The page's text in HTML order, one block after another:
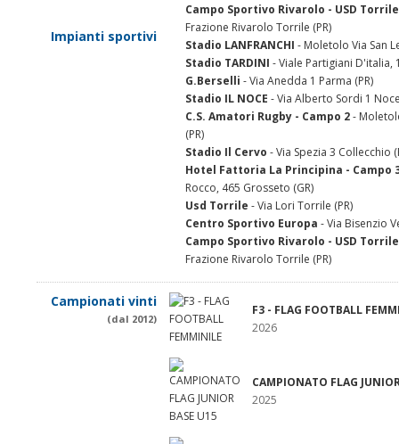
Impianti sportivi
Campo Sportivo Rivarolo - USD
Frazione Rivarolo Torrile (PR)
Stadio LANFRANCHI - Moletolo Via San
Stadio TARDINI - Viale Partigiani D'italia,
G.Berselli - Via Anedda 1 Parma (PR)
Stadio IL NOCE - Via Alberto Sordi 1
C.S. Amatori Rugby - Campo 2-
(PR)
Stadio Il Cervo - Via Spezia 3 Collecchio
Hotel Fattoria La Principina - Campo
Rocco, 465 Grosseto (GR)
Usd Torrile - Via Lori Torrile (PR)
Centro Sportivo Europa - Via Bisenzio
Campo Sportivo Rivarolo - USD
Frazione Rivarolo Torrile (PR)
Campionati vinti
(dal 2012)
F3 - FLAG FOOTBALL
2026
CAMPIONATO FLAG
2025